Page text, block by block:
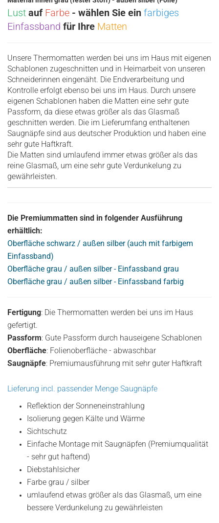
Lust auf Farbe - wählen Sie ein farbiges
Einfassband für Ihre Matten
Unsere Thermomatten werden bei uns im Haus mit eigenen
Schablonen zugeschnitten und in Heimarbeit von unseren
Schneiderinnen eingenäht. Die Endverarbeitung und
Kontrolle erfolgt ebenso bei uns im Haus. Durch unsere
eigenen Schablonen haben die Matten eine sehr gute
Passform, da diese etwas größer als das Glasmaß
geschnitten werden. Die im Lieferumfang enthaltenen
Saugnäpfe sind aus deutscher Produktion und haben eine
sehr gute Haftkraft.
Die Matten sind umlaufend immer etwas größer als das
reine Glasmaß, um eine sehr gute Verdunkelung zu
gewährleisten.
Die Premiummatten sind in folgender Ausführung
erhältlich:
Oberfläche schwarz / außen silber (auch mit farbigem
Einfassband)
Oberfläche grau / außen silber - Einfassband grau
Oberfläche grau / außen silber - Einfassband farbig
Fertigung: Die Thermomatten werden bei uns im Haus
gefertigt.
Passform: Gute Passform durch hauseigene Schablonen
Oberfläche: Folienoberfläche - abwaschbar
Saugnäpfe: Premiumausführung mit sehr guter Haftkraft
Lieferung incl. passender Menge Saugnäpfe
Reflektion der Sonneneinstrahlung
Isolierung gegen Kälte und Wärme
Sichtschutz
Einfache Montage mit Saugnäpfen (Premiumqualität
- sehr gut haftend)
Diebstahlsicher
Farbe grau / silber
umlaufend etwas größer als das Glasmaß, um eine
bessere Verdunkelung zu gewährleisten